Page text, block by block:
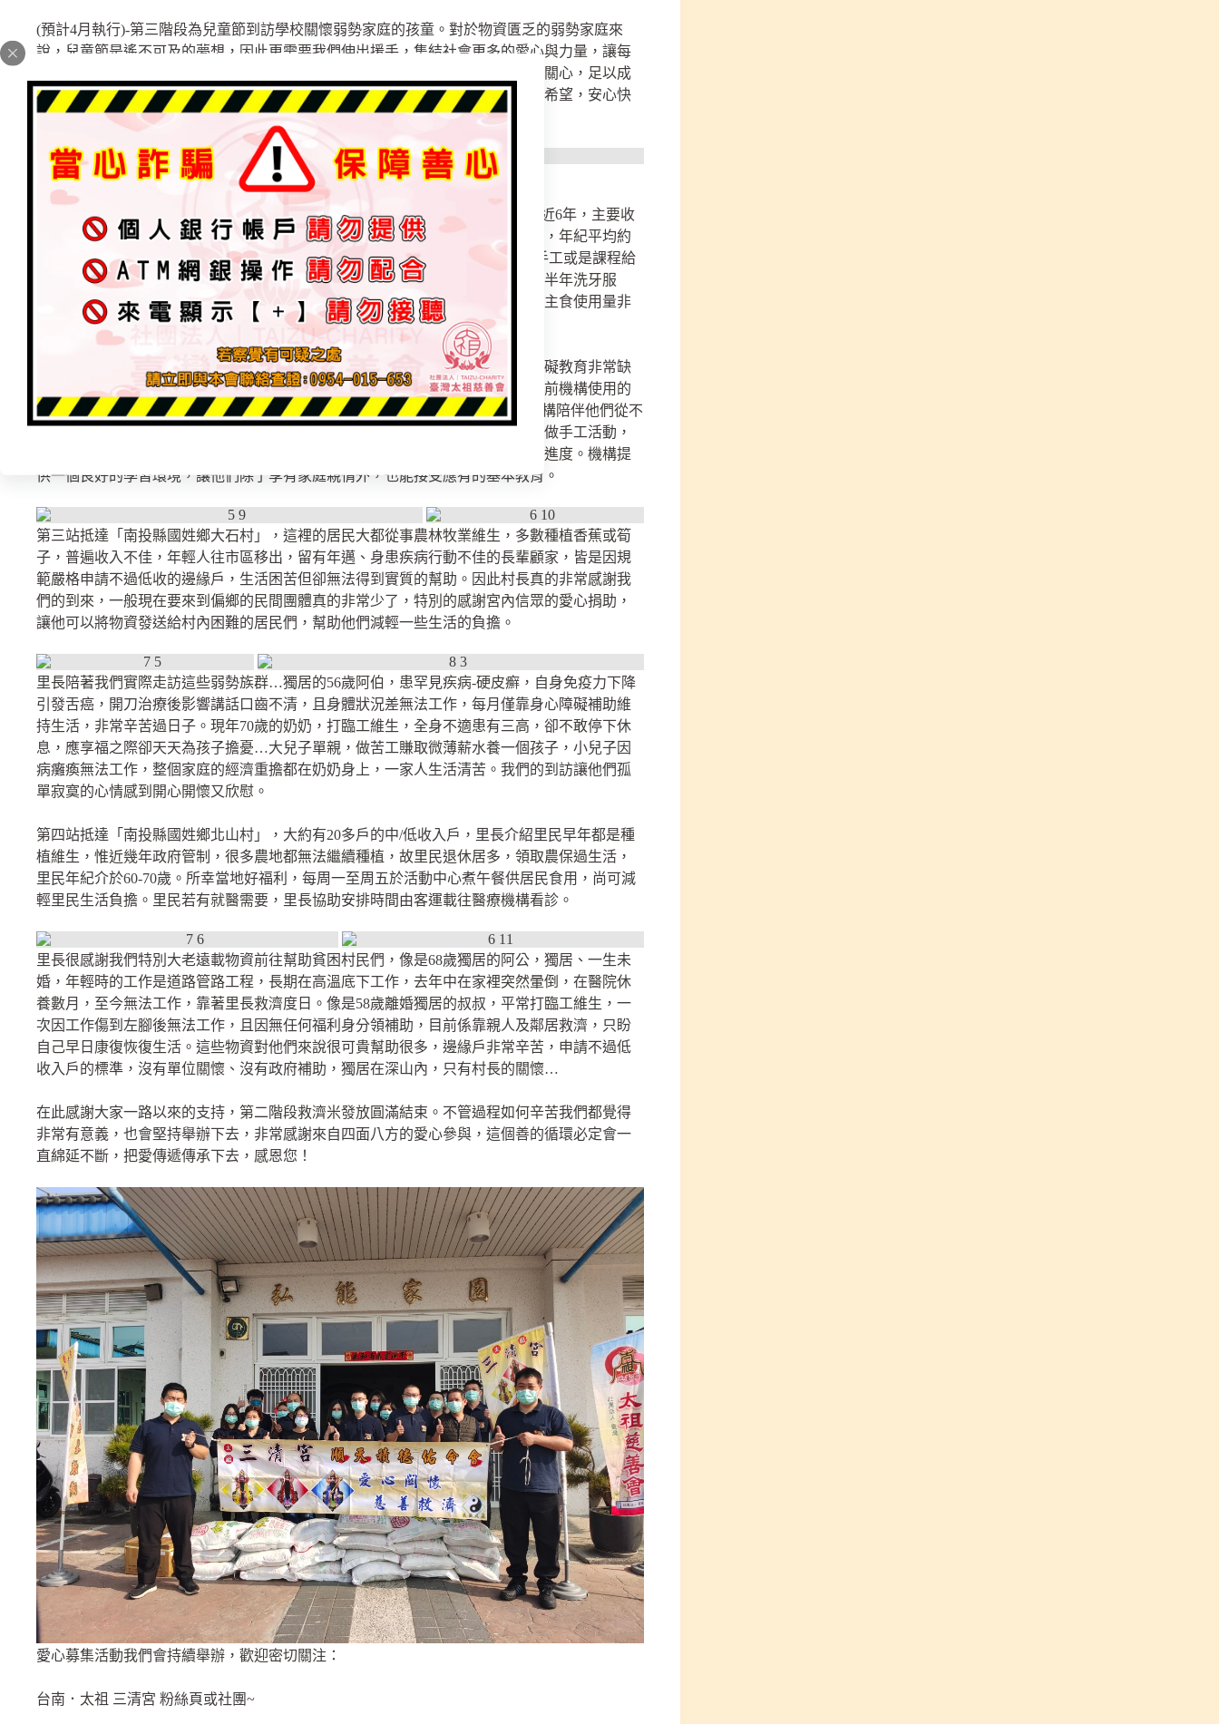
(預計4月執行)-第三階段為兒童節到訪學校關懷弱勢家庭的孩童。對於物資匱乏的弱勢家庭來
說，兒童節是遙不可及的夢想，因此更需要我們伸出援手，集結社會更多的愛心與力量，讓每
一股善念都化為實際的行動，提供弱勢學童吃飽、穿暖、快樂上學去；您的一份關心，足以成
就孩子的健康成長，也能為他們勾勒出更多充滿希望的生命藍圖，幫助他們重拾希望，安心快
樂的長大。
—————————————————
3/12第一站抵達「財團法人台南市私立荷園基金會附設弘能家園」，機構成立接近6年，主要收
18歲至65歲智能障礙、精神障礙者或合併多重重障礙者，目前院內共有81位院生，年紀平均約
40-50歲，因疫情的關係無開放參觀也無法與院內學員們互動。院方平常會安排手工或是課程給
院生參與、動動腦，每兩個禮拜固定有嘉南療養院會到機構幫院生看診，及上下半年洗牙服
務，身心障礙者在機構能獲得良好的生活照顧，及最佳生活品質。機構每日白米主食使用量非
常的大，非常感謝所有捐贈者的愛心支援，對他們來說是非常大的助力。
第二站抵達「財團法人彰化縣私立聖智啟智中心」，創辦人羅方神父有感身心障礙教育非常缺
乏，將已經營三十幾年的幼稚園結束，創立啟智中心讓身心障礙者接受教育。目前機構使用的
空間為教堂建築物，主要收2-40歲智能障礙者或發展遲緩者，院生共計27位，機構陪伴他們從不
會走到可以走；從不會說話到可以說出一字一句，也帶著他們種菜，也陪著他們做手工活動，
都非常需要耐心及愛心，機構會配合醫院及復健師到院評估院生身體狀況及復健進度。機構提
供一個良好的學習環境，讓他們除了享有家庭親情外，也能接受應有的基本教育。
第三站抵達「南投縣國姓鄉大石村」，這裡的居民大都從事農林牧業維生，多數種植香蕉或筍
子，普遍收入不佳，年輕人往市區移出，留有年邁、身患疾病行動不佳的長輩顧家，皆是因規
範嚴格申請不過低收的邊緣戶，生活困苦但卻無法得到實質的幫助。因此村長真的非常感謝我
們的到來，一般現在要來到偏鄉的民間團體真的非常少了，特別的感謝宮內信眾的愛心捐助，
讓他可以將物資發送給村內困難的居民們，幫助他們減輕一些生活的負擔。
里長陪著我們實際走訪這些弱勢族群…獨居的56歲阿伯，患罕見疾病-硬皮癬，自身免疫力下降
引發舌癌，開刀治療後影響講話口齒不清，且身體狀況差無法工作，每月僅靠身心障礙補助維
持生活，非常辛苦過日子。現年70歲的奶奶，打臨工維生，全身不適患有三高，卻不敢停下休
息，應享福之際卻天天為孩子擔憂…大兒子單親，做苦工賺取微薄薪水養一個孩子，小兒子因
病癱瘓無法工作，整個家庭的經濟重擔都在奶奶身上，一家人生活清苦。我們的到訪讓他們孤
單寂寞的心情感到開心開懷又欣慰。
第四站抵達「南投縣國姓鄉北山村」，大約有20多戶的中/低收入戶，里長介紹里民早年都是種
植維生，惟近幾年政府管制，很多農地都無法繼續種植，故里民退休居多，領取農保過生活，
里民年紀介於60-70歲。所幸當地好福利，每周一至周五於活動中心煮午餐供居民食用，尚可減
輕里民生活負擔。里民若有就醫需要，里長協助安排時間由客運載往醫療機構看診。
里長很感謝我們特別大老遠載物資前往幫助貧困村民們，像是68歲獨居的阿公，獨居、一生未
婚，年輕時的工作是道路管路工程，長期在高溫底下工作，去年中在家裡突然暈倒，在醫院休
養數月，至今無法工作，靠著里長救濟度日。像是58歲離婚獨居的叔叔，平常打臨工維生，一
次因工作傷到左腳後無法工作，且因無任何福利身分領補助，目前係靠親人及鄰居救濟，只盼
自己早日康復恢復生活。這些物資對他們來說很可貴幫助很多，邊緣戶非常辛苦，申請不過低
收入戶的標準，沒有單位關懷、沒有政府補助，獨居在深山內，只有村長的關懷…
在此感謝大家一路以來的支持，第二階段救濟米發放圓滿結束。不管過程如何辛苦我們都覺得
非常有意義，也會堅持舉辦下去，非常感謝來自四面八方的愛心參與，這個善的循環必定會一
直綿延不斷，把愛傳遞傳承下去，感恩您！
愛心募集活動我們會持續舉辦，歡迎密切關注：
台南．太祖 三清宮 粉絲頁或社團~